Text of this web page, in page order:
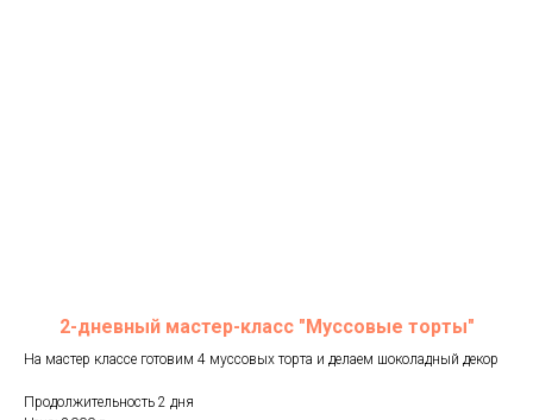
2-дневный мастер-класс "Муссовые торты"
На мастер классе готовим 4 муссовых торта и делаем шоколадный декор
Продолжительность 2 дня